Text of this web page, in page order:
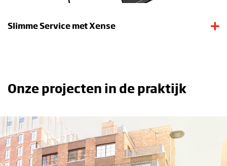
Slimme Service met Xense
Onze projecten in de praktijk